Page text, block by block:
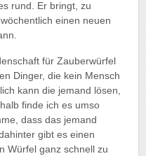
rund. Er bringt, zu
einen neuen
für Zauberwürfel
Dinger, die kein Mensch
kann die jemand lösen,
finde ich es umso
dass das jemand
gibt es einen
Würfel ganz schnell zu